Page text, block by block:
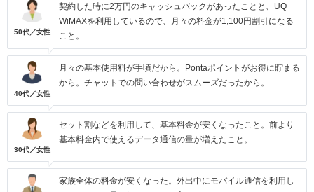
50代／女性
契約した時に2万円のキャッシュバックがあったことと、UQ
WiMAXを利用しているので、月々の料金が1,100円割引になる
こと。
40代／女性
月々の基本使用料が手頃だから。Pontaポイントがお得に貯まる
から。チャットでの問い合わせがスムーズだったから。
30代／女性
セット割などを利用して、基本料金が安くなったこと。前より
基本料金内で使えるデータ通信の量が増えたこと。
家族全体の料金が安くなった。外出中にモバイル通信を利用し